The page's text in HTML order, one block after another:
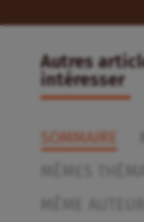
Autres
intéresser
SOMMAIRE